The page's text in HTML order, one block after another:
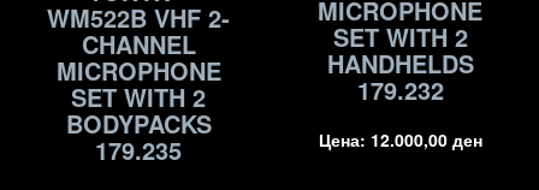
WM522B VHF 2-
CHANNEL
MICROPHONE
SET WITH 2
BODYPACKS
179.235
MICROPHONE
SET WITH 2
HANDHELDS
179.232
Цена: 12.000,00 ден